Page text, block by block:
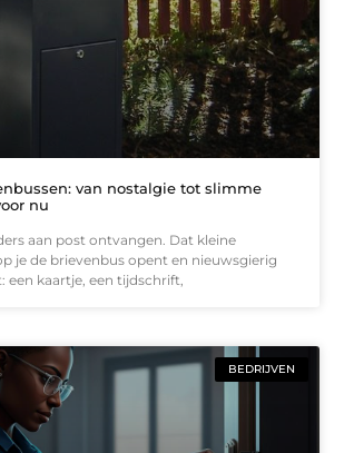
van nostalgie tot slimme
nu
aan post ontvangen. Dat kleine
je de brievenbus opent en nieuwsgierig
een kaartje, een tijdschrift,
BEDRIJVEN